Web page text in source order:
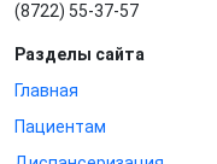
(8722) 55-37-57
Разделы сайта
Главная
Пациентам